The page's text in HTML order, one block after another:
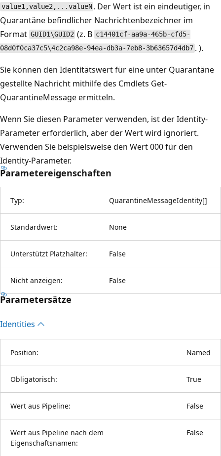
value1,value2,...valueN . Der Wert ist ein eindeutiger, in
Quarantäne befindlicher Nachrichtenbezeichner im
Format GUID1\GUID2 (z. B c14401cf-aa9a-465b-cfd5-
08d0f0ca37c5\4c2ca98e-94ea-db3a-7eb8-3b63657d4db7 . ).
Sie können den Identitätswert für eine unter Quarantäne
gestellte Nachricht mithilfe des Cmdlets Get-
QuarantineMessage ermitteln.
Wenn Sie diesen Parameter verwenden, ist der Identity-
Parameter erforderlich, aber der Wert wird ignoriert.
Verwenden Sie beispielsweise den Wert 000 für den
Identity-Parameter.
Parametereigenschaften
Typ: QuarantineMessageIdentity[]
Standardwert: None
Unterstützt Platzhalter: False
Nicht anzeigen: False
Parametersätze
Identities
Position: Named
Obligatorisch: True
Wert aus Pipeline: False
Wert aus Pipeline nach dem
Eigenschaftsnamen:
False